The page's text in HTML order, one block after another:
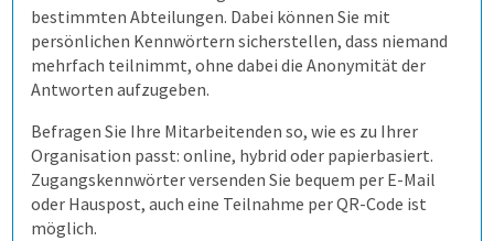
Audit-Log
Kontakt
bestimmten Abteilungen. Dabei können Sie mit
persönlichen Kennwörtern sicherstellen, dass niemand
mehrfach teilnimmt, ohne dabei die Anonymität der
Antworten aufzugeben.
Befragen Sie Ihre Mitarbeitenden so, wie es zu Ihrer
Organisation passt: online, hybrid oder papierbasiert.
Zugangskennwörter versenden Sie bequem per E-Mail
oder Hauspost, auch eine Teilnahme per QR-Code ist
möglich.